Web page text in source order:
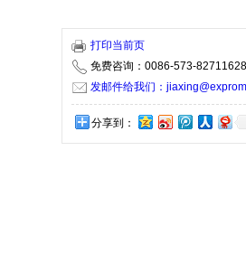
打印当前页
免费咨询：0086-573-82711628
发邮件给我们：
分享到：